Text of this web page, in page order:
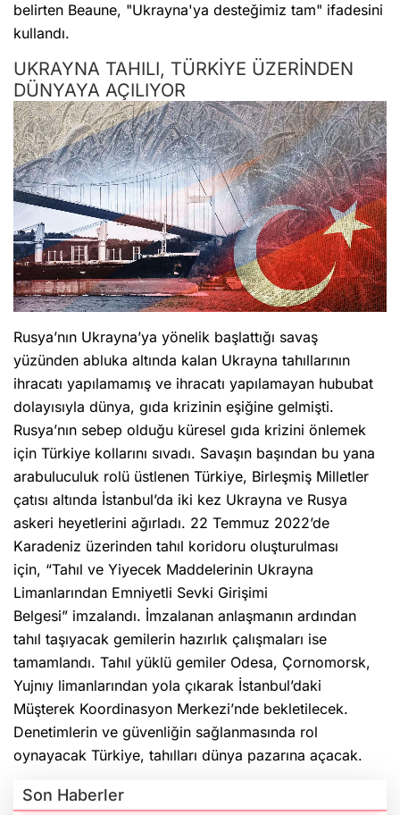
belirten Beaune, "Ukrayna'ya desteğimiz tam" ifadesini
kullandı.
UKRAYNA TAHILI, TÜRKİYE ÜZERİNDEN
DÜNYAYA AÇILIYOR
Rusya’nın Ukrayna’ya yönelik başlattığı savaş
yüzünden abluka altında kalan Ukrayna tahıllarının
ihracatı yapılamamış ve ihracatı yapılamayan hububat
dolayısıyla dünya, gıda krizinin eşiğine gelmişti.
Rusya’nın sebep olduğu küresel gıda krizini önlemek
için Türkiye kollarını sıvadı. Savaşın başından bu yana
arabuluculuk rolü üstlenen Türkiye, Birleşmiş Milletler
çatısı altında İstanbul’da iki kez Ukrayna ve Rusya
askeri heyetlerini ağırladı. 22 Temmuz 2022’de
Karadeniz üzerinden tahıl koridoru oluşturulması
için, “Tahıl ve Yiyecek Maddelerinin Ukrayna
Limanlarından Emniyetli Sevki Girişimi
Belgesi” imzalandı. İmzalanan anlaşmanın ardından
tahıl taşıyacak gemilerin hazırlık çalışmaları ise
tamamlandı. Tahıl yüklü gemiler Odesa, Çornomorsk,
Yujnıy limanlarından yola çıkarak İstanbul’daki
Müşterek Koordinasyon Merkezi’nde bekletilecek.
Denetimlerin ve güvenliğin sağlanmasında rol
oynayacak Türkiye, tahılları dünya pazarına açacak.
Son Haberler